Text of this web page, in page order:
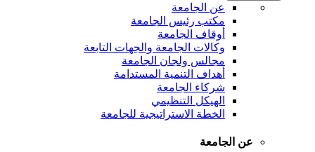
عن الجامعة
مكتب رئيس الجامعة
أوقاف الجامعة
وكالات الجامعة والجهات التابعة
مجالس ولجان الجامعة
أهداف التنمية المستدامة
شركاء الجامعة
الهيكل التنظيمي
الخطة الاستراتيجية للجامعة
عن الجامعة